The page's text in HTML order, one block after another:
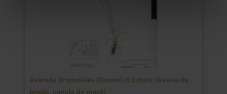
Avenula bromoides (Gouan) H.Scholz (Avena de
brolla, cugula de mont)